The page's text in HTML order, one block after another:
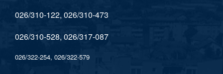
026/310-122, 026/310-473
026/310-528, 026/317-087
026/322-254, 026/322-579